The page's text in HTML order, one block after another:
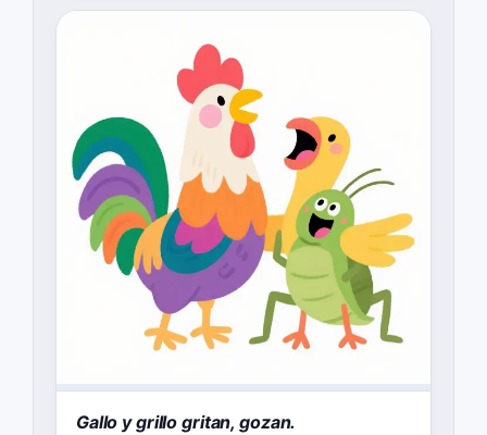
Gallo y grillo gritan, gozan.